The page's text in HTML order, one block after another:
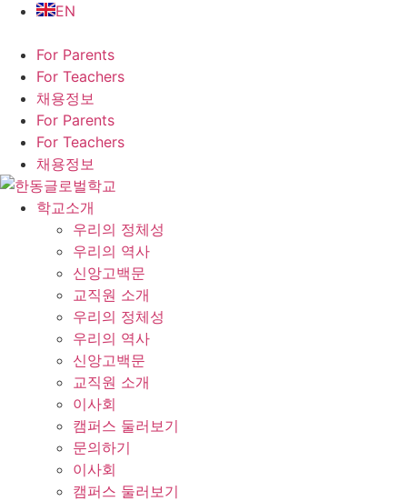
Skip
content
EN
For Parents
For Teachers
채용정보
For Parents
For Teachers
채용정보
학교소개
우리의 정체성
우리의 역사
신앙고백문
교직원 소개
우리의 정체성
우리의 역사
신앙고백문
교직원 소개
이사회
캠퍼스 둘러보기
문의하기
이사회
캠퍼스 둘러보기